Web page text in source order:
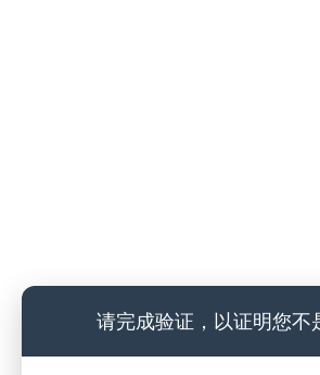
请完成验证，以证明您不